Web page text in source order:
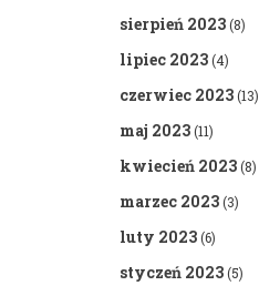
sierpień 2023(8)
lipiec 2023(4)
czerwiec 2023(13)
maj 2023(11)
kwiecień 2023(8)
marzec 2023(3)
luty 2023(6)
styczeń 2023(5)